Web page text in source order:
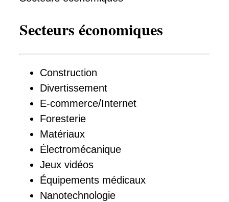
Secteurs économiques
Construction
Divertissement
E-commerce/Internet
Foresterie
Matériaux
Électromécanique
Jeux vidéos
Équipements médicaux
Nanotechnologie